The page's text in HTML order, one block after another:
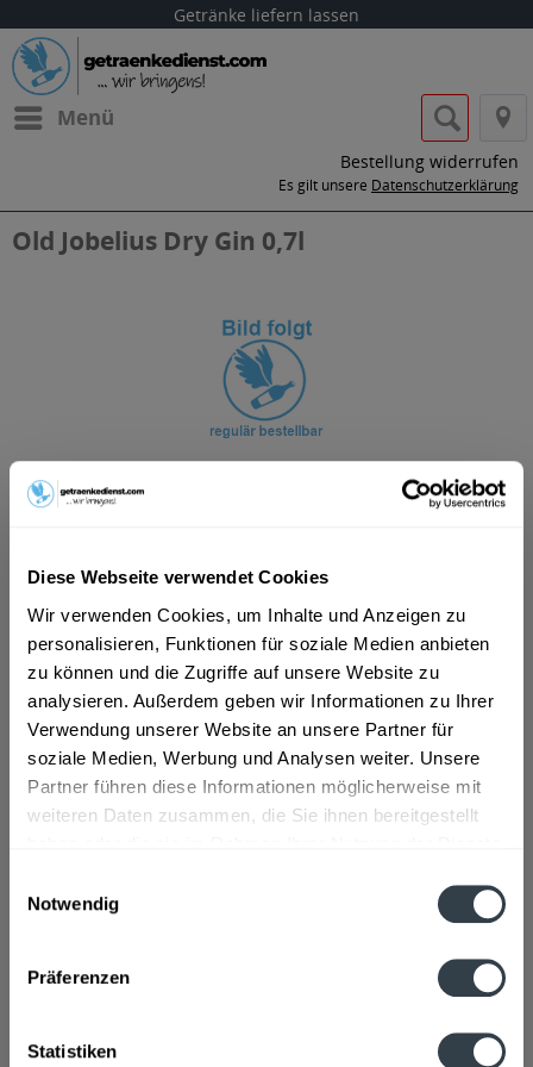
Diese Webseite verwendet Cookies
Wir verwenden Cookies, um Inhalte und Anzeigen zu
personalisieren, Funktionen für soziale Medien anbieten
zu können und die Zugriffe auf unsere Website zu
analysieren. Außerdem geben wir Informationen zu Ihrer
Verwendung unserer Website an unsere Partner für
soziale Medien, Werbung und Analysen weiter. Unsere
Partner führen diese Informationen möglicherweise mit
weiteren Daten zusammen, die Sie ihnen bereitgestellt
Notwendig
Präferenzen
Statistiken
Getränke liefern lassen
Menü
Bestellung widerrufen
Es gilt unsere Datenschutzerklärung
Old Jobelius Dry Gin 0,7l
ab 9,29 € *
Inhalt: 0.7 Liter (13,27 € * / 1 Liter)
inkl. MwSt.ggf. zzgl. Erschwerniszuschlag
Vorrätig
In den Warenkorb
Hersteller
22, Hamburg